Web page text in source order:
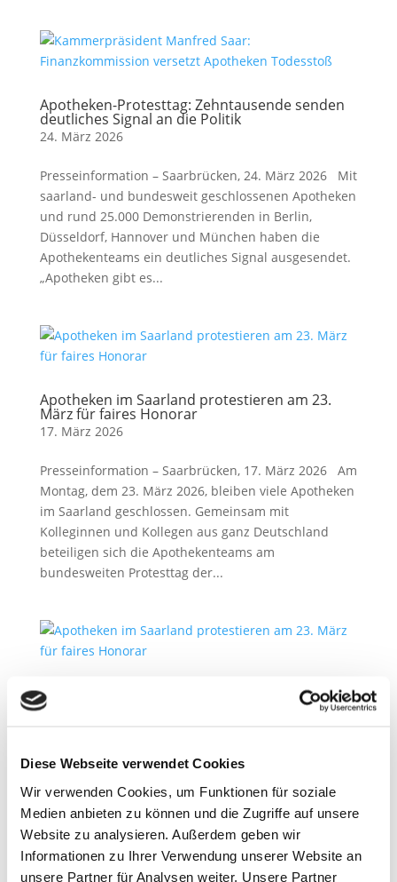
Diese Webseite verwendet Cookies
Wir verwenden Cookies, um Funktionen für soziale
Medien anbieten zu können und die Zugriffe auf unsere
Website zu analysieren. Außerdem geben wir
Informationen zu Ihrer Verwendung unserer Website an
unsere Partner für Analysen weiter. Unsere Partner
Apotheken-Protesttag: Zehntausende senden
deutliches Signal an die Politik
24. März 2026
Presseinformation – Saarbrücken, 24. März 2026 Mit
saarland- und bundesweit geschlossenen Apotheken
und rund 25.000 Demonstrierenden in Berlin,
Düsseldorf, Hannover und München haben die
Apothekenteams ein deutliches Signal ausgesendet.
„Apotheken gibt es...
Apotheken im Saarland protestieren am 23.
März für faires Honorar
17. März 2026
Presseinformation – Saarbrücken, 17. März 2026 Am
Montag, dem 23. März 2026, bleiben viele Apotheken
im Saarland geschlossen. Gemeinsam mit
Kolleginnen und Kollegen aus ganz Deutschland
beteiligen sich die Apothekenteams am
bundesweiten Protesttag der...
Apotheken beschließen bundesweite Proteste
2. März 2026
Apothekerschaft kündigt weitere bundesweite
Protestmaßnahmen an, um für eine
Honorarerhöhung zu kämpfen. Konkret hat die
Mitgliederversammlung der ABDA –
Bundesvereinigung Deutscher Apothekerverbände...